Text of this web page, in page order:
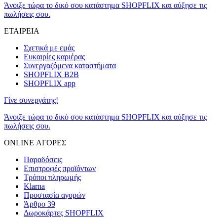
Άνοιξε τώρα το δικό σου κατάστημα SHOPFLIX και αύξησε τις
πωλήσεις σου.
ΕΤΑΙΡΕΙΑ
Σχετικά με εμάς
Ευκαιρίες καριέρας
Συνεργαζόμενα καταστήματα
SHOPFLIX B2B
SHOPFLIX app
Γίνε συνεργάτης!
Άνοιξε τώρα το δικό σου κατάστημα SHOPFLIX και αύξησε τις
πωλήσεις σου.
ONLINE ΑΓΟΡΕΣ
Παραδόσεις
Επιστροφές προϊόντων
Τρόποι πληρωμής
Klarna
Προστασία αγορών
Άρθρο 39
Δωροκάρτες SHOPFLIX